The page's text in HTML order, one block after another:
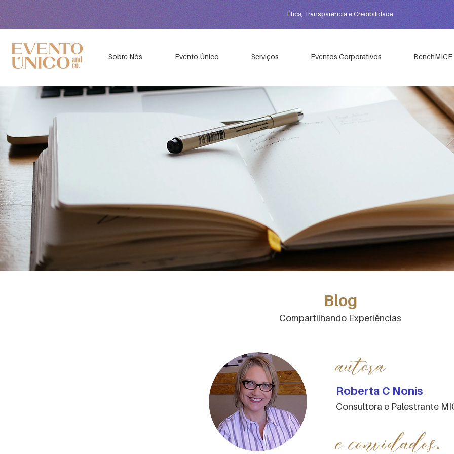
Ética, Transparência e Credibilidade
Sobre Nós Evento Único Serviços Eventos Corporativos BenchMICE
Blog
Compartilhando Experiências
autora
Roberta C Nonis
Consultora e Palestrante
e convidados.